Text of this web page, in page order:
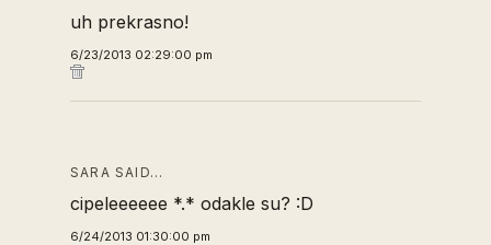
uh prekrasno!
6/23/2013 02:29:00 pm
SARA SAID…
cipeleeeeee *.* odakle su? :D
6/24/2013 01:30:00 pm